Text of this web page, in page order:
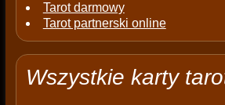
Tarot darmowy
Tarot partnerski online
Wszystkie karty